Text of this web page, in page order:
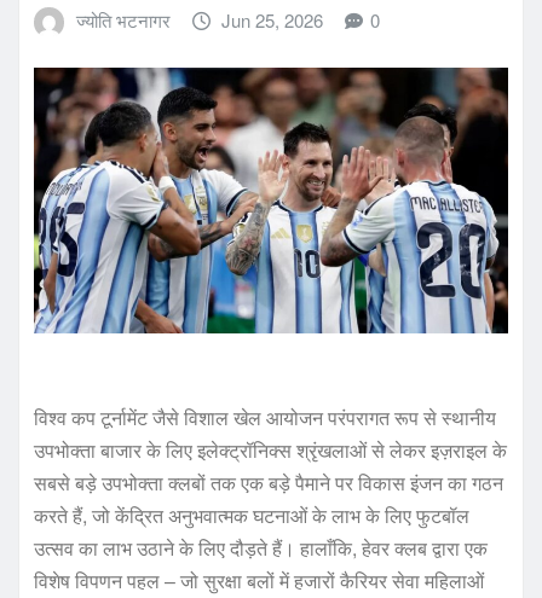
ज्योति भटनागर Jun 25, 2026 0
विश्व कप टूर्नामेंट जैसे विशाल खेल आयोजन परंपरागत रूप से स्थानीय
उपभोक्ता बाजार के लिए इलेक्ट्रॉनिक्स श्रृंखलाओं से लेकर इज़राइल के
सबसे बड़े उपभोक्ता क्लबों तक एक बड़े पैमाने पर विकास इंजन का गठन
करते हैं, जो केंद्रित अनुभवात्मक घटनाओं के लाभ के लिए फुटबॉल
उत्सव का लाभ उठाने के लिए दौड़ते हैं। हालाँकि, हेवर क्लब द्वारा एक
विशेष विपणन पहल – जो सुरक्षा बलों में हजारों कैरियर सेवा महिलाओं